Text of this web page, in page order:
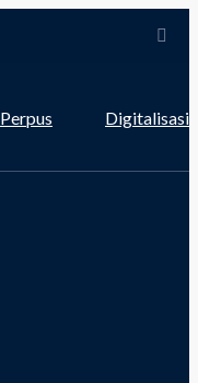
Perpus Digitalisasi